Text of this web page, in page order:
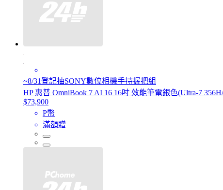
~8/31登記抽SONY數位相機手持握把組
HP 惠普 OmniBook 7 AI 16 16吋 效能筆電銀色(Ultra-7
$73,900
P幣
滿額贈